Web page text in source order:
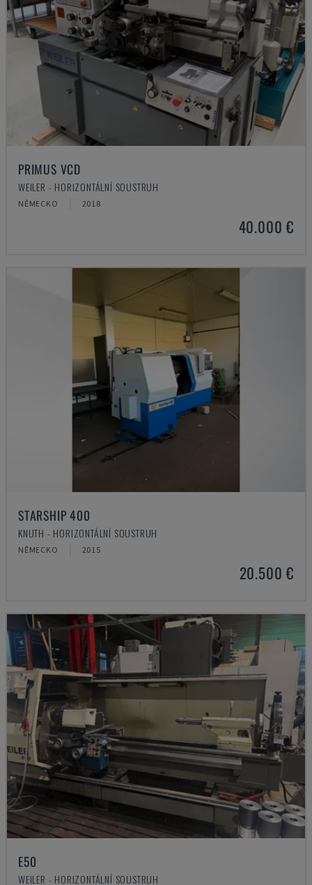
PRIMUS VCD
WEILER - HORIZONTÁLNÍ SOUSTRUH
NĚMECKO 2018
40.000 €
STARSHIP 400
KNUTH - HORIZONTÁLNÍ SOUSTRUH
NĚMECKO 2015
20.500 €
E50
WEILER - HORIZONTÁLNÍ SOUSTRUH